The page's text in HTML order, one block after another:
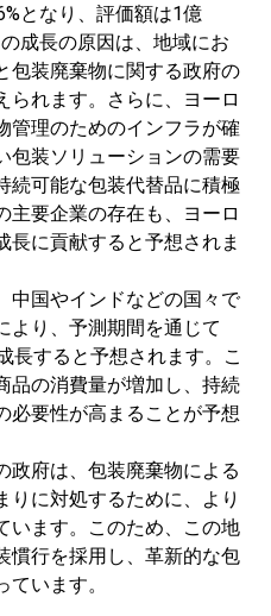
となり、評価額は1億
成長の原因は、地域にお
包装廃棄物に関する政府の
られます。さらに、ヨーロ
管理のためのインフラが確
包装ソリューションの需要
続可能な包装代替品に積極
主要企業の存在も、ヨーロ
長に貢献すると予想されま
中国やインドなどの国々で
より、予測期間を通じて
長すると予想されます。こ
品の消費量が増加し、持続
必要性が高まることが予想
政府は、包装廃棄物による
りに対処するために、より
います。このため、この地
慣行を採用し、革新的な包
います。